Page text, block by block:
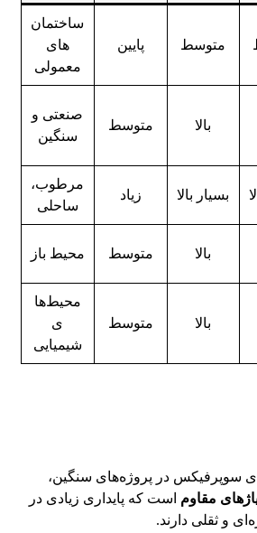
متوسط پایین
ساختمان‌
های
معمولی
بالا متوسط
صنعتی و
سنگین
بسیار بالا زیاد
مرطوب،
ساحلی
بالا متوسط محیط باز
بالا متوسط
محیط‌ها
ی
شیمیایی
سوپرفیکس در پروژه‌های سنگین،
است که پایداری زیادی در
و ثقلی دارند.